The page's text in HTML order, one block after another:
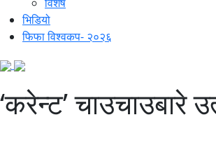
विशेष
भिडियो
फिफा विश्वकप- २०२६
‘करेन्ट’ चाउचाउबारे